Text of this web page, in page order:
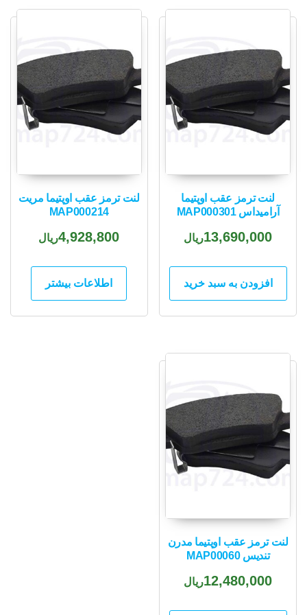
لنت ترمز عقب اوپتیما
آرامیداس MAP000301
13,690,000ریال
افزودن به سبد خرید
لنت ترمز عقب اوپتیما مریت
MAP000214
4,928,800ریال
اطلاعات بیشتر
لنت ترمز عقب اوپتیما مدرن
تندیس MAP00060
12,480,000ریال